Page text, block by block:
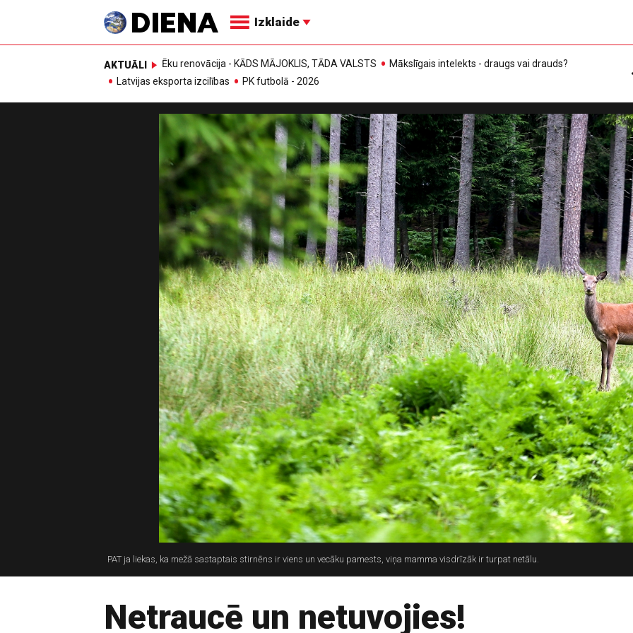
Izklaide
AKTUĀLI Ēku renovācija - KĀDS MĀJOKLIS, TĀDA VALSTS
Mākslīgais intelekts - draugs vai drauds?
Latvijas eksporta izcilības
PK futbolā - 2026
PAT ja liekas, ka mežā sastaptais stirnēns ir viens un vecāku pamests, viņa mamma visdrīzāk ir turpat netālu.
Netraucē un netuvojies!